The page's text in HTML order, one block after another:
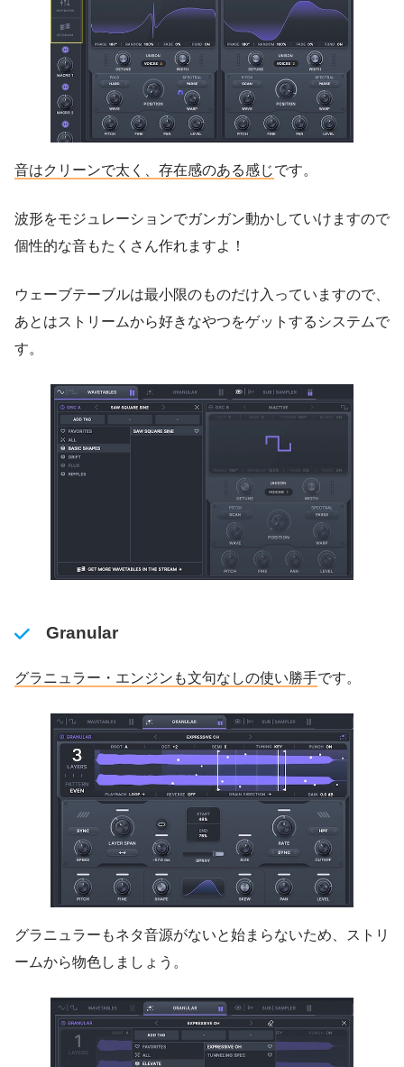
音はクリーンで太く、存在感のある感じです。
波形をモジュレーションでガンガン動かしていけますので
個性的な音もたくさん作れますよ！
ウェーブテーブルは最小限のものだけ入っていますので、
あとはストリームから好きなやつをゲットするシステムで
す。
Granular
グラニュラー・エンジンも文句なしの使い勝手です。
グラニュラーもネタ音源がないと始まらないため、ストリ
ームから物色しましょう。